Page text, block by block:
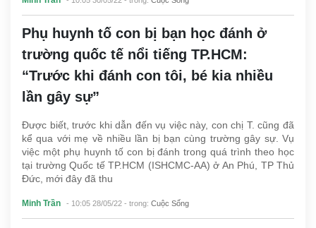
Phụ huynh tố con bị bạn học đánh ở
trường quốc tế nổi tiếng TP.HCM:
“Trước khi đánh con tôi, bé kia nhiều
lần gây sự”
Được biết, trước khi dẫn đến vụ việc này, con chị T. cũng đã
kể qua với mẹ về nhiều lần bị bạn cùng trường gây sự. Vụ
việc một phụ huynh tố con bị đánh trong quá trình theo học
tại trường Quốc tế TP.HCM (ISHCMC-AA) ở An Phú, TP Thủ
Đức, mới đây đã thu
Minh Trần - 10:05 28/05/22 - trong: Cuộc Sống